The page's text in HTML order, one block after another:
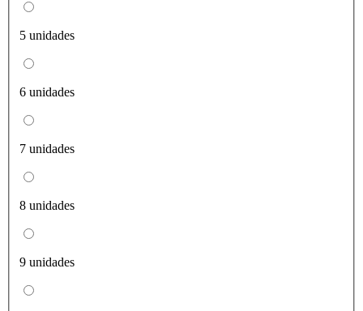
5 unidades
6 unidades
7 unidades
8 unidades
9 unidades